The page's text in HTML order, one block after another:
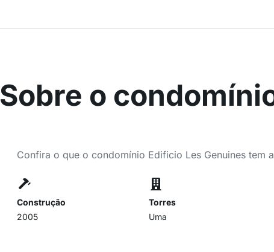
Sobre o
Confira o que o condomínio Edificio Les Genuines tem
Construção
2005
Torres
Uma